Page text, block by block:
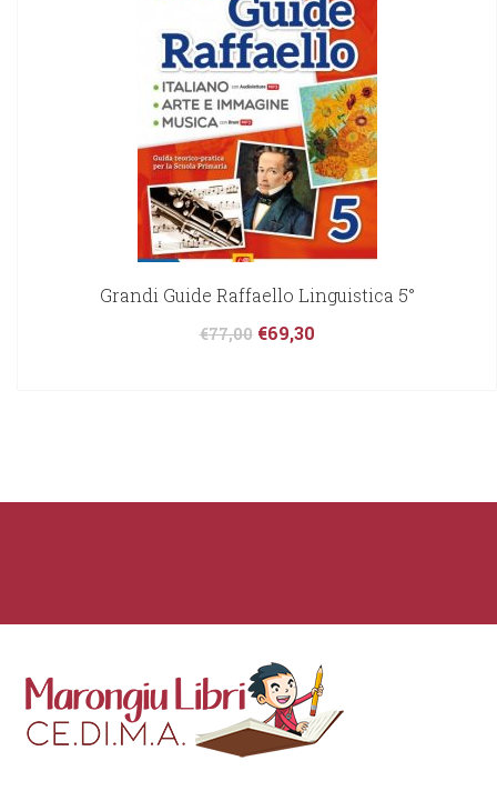
Grandi Guide Raffaello Linguistica 5°
€77,00 €69,30